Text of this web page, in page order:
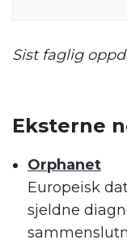
Sist faglig
Eksterne
Orphanet
Europeisk
sjeldne